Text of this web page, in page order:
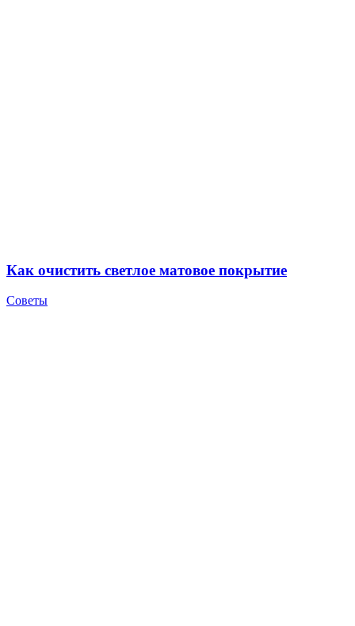
Как очистить светлое матовое покрытие
Советы